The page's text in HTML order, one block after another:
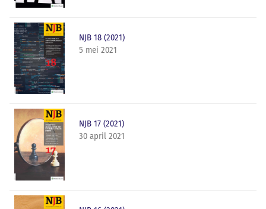
NJB 18 (2021)
5 mei 2021
NJB 17 (2021)
30 april 2021